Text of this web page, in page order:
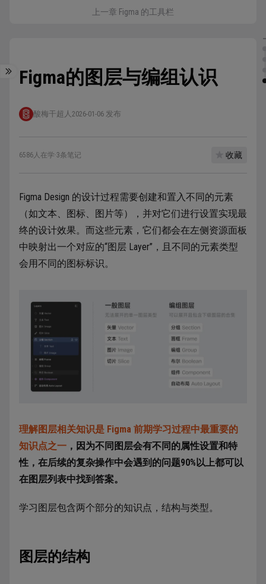
上一章 Figma 的工具栏
Figma的图层与编组认识
酸梅干超人 2026-01-06 发布
6586人在学·3条笔记 收藏
Figma Design 的设计过程需要创建和置入不同的元素
（如文本、图标、图片等），并对它们进行设置实现最
终的设计效果。而这些元素，它们都会在左侧资源面板
中映射出一个对应的“图层 Layer”，且不同的元素类型
会用不同的图标标识。
理解图层相关知识是 Figma 前期学习过程中最重要的
知识点之一 ，因为不同图层会有不同的属性设置和特
性，在后续的复杂操作中会遇到的问题90%以上都可以
在图层列表中找到答案。
学习图层包含两个部分的知识点，结构与类型。
图层的结构